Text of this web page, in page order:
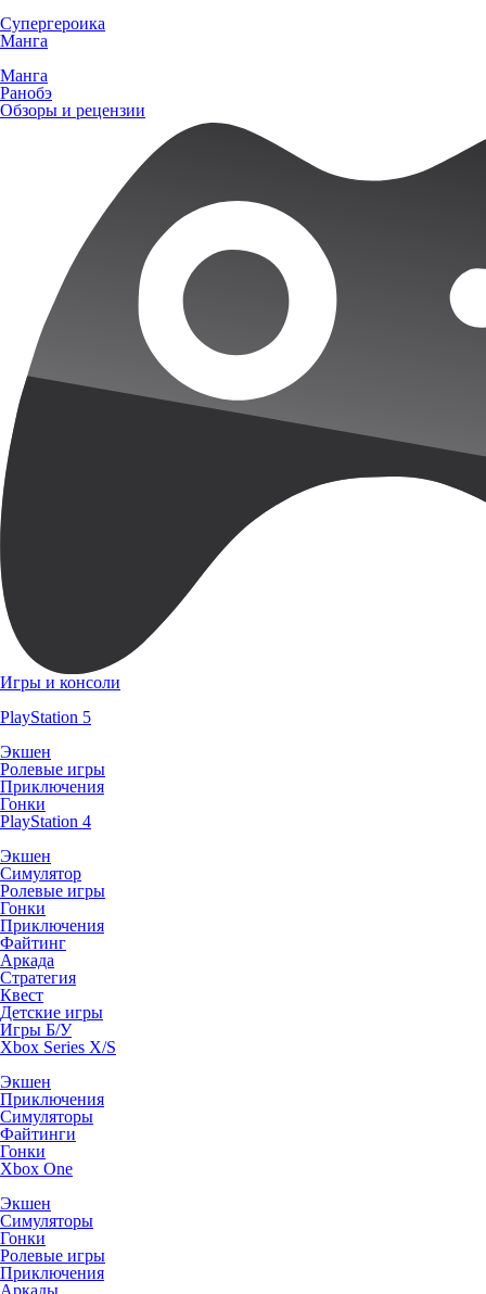
Супергероика
Манга
Манга
Ранобэ
Обзоры и рецензии
Игры и консоли
PlayStation 5
Экшен
Ролевые игры
Приключения
Гонки
PlayStation 4
Экшен
Симулятор
Ролевые игры
Гонки
Приключения
Файтинг
Аркада
Стратегия
Квест
Детские игры
Игры Б/У
Xbox Series X/S
Экшен
Приключения
Симуляторы
Файтинги
Гонки
Xbox One
Экшен
Симуляторы
Гонки
Ролевые игры
Приключения
Аркады